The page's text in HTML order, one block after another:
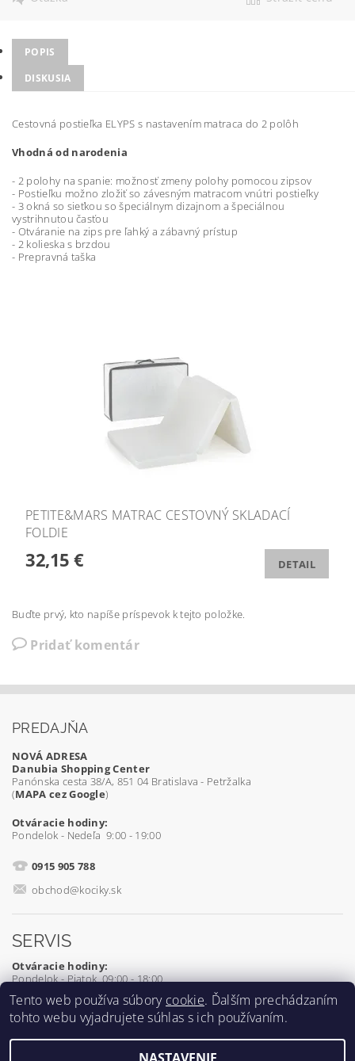
POPIS
DISKUSIA
Cestovná postieľka ELYPS s nastavením matraca do 2 polôh
Vhodná od narodenia
- 2 polohy na spanie: možnosť zmeny polohy pomocou zipsov
- Postieľku možno zložiť so závesným matracom vnútri postieľky
- 3 okná so sieťkou so špeciálnym dizajnom a špeciálnou
vystrihnutou časťou
- Otváranie na zips pre ľahký a zábavný prístup
- 2 kolieska s brzdou
- Prepravná taška
PETITE&MARS MATRAC CESTOVNÝ SKLADACÍ
FOLDIE
32,15 € DETAIL
Buďte prvý, kto napíše príspevok k tejto položke.
Pridať komentár
PREDAJŇA
NOVÁ ADRESA
Danubia Shopping Center
Panónska cesta 38/A, 851 04 Bratislava - Petržalka
(MAPA cez Google)
Otváracie hodiny:
Pondelok - Nedeľa 9:00 - 19:00
0915 905 788
obchod@kociky.sk
SERVIS
Otváracie hodiny:
Pondelok - Piatok 09:00 - 18:00
0905 539 927
Tento web používa súbory cookie. Ďalším prechádzaním
tohto webu vyjadrujete súhlas s ich používaním.